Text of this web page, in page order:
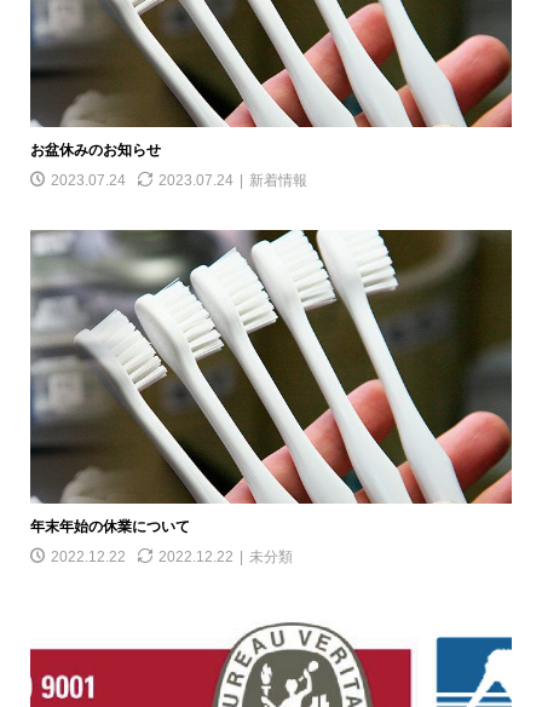
お盆休みのお知らせ
2023.07.24
2023.07.24 新着情報
年末年始の休業について
2022.12.22
2022.12.22 未分類